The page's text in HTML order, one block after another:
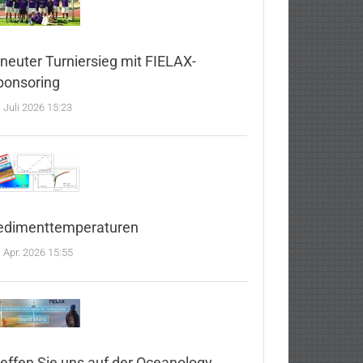
Turniersieg mit FIELAX-
Juli 2026 15:23
Apr. 2026 15:55